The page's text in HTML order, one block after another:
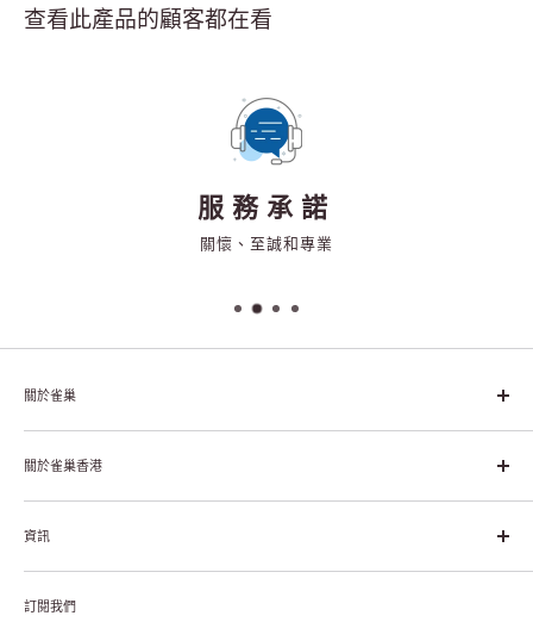
查看此產品的顧客都在看
服務承諾
關懷、至誠和專業
關於雀巢
雀巢集團起源於1866年的瑞士，目前是全球領先的「營養、健康、
幸福生活」企業。雀巢的目標是「我們充分發掘食品的力量，提升
關於雀巢香港
關於雀巢香港
雀巢香港創造共享價值
聯絡我們
私隱聲明
資訊
付款及送貨
退貨或更換
訂閱我們